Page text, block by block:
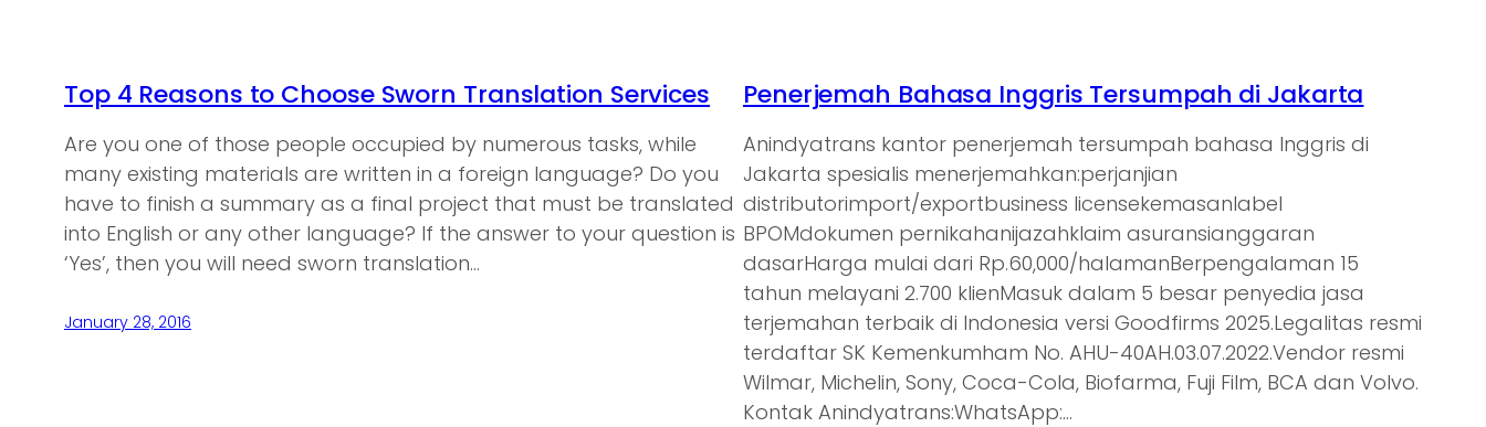
Top 4 Reasons to Choose Sworn Translation Services
Are you one of those people occupied by numerous tasks, while
many existing materials are written in a foreign language? Do you
have to finish a summary as a final project that must be translated
into English or any other language? If the answer to your question is
‘Yes’, then you will need sworn translation…
January 28, 2016
Penerjemah Bahasa Inggris Tersumpah di Jakarta
Anindyatrans kantor penerjemah tersumpah bahasa Inggris di
Jakarta spesialis menerjemahkan:perjanjian
distributorimport/exportbusiness licensekemasanlabel
BPOMdokumen pernikahanijazahklaim asuransianggaran
dasarHarga mulai dari Rp.60,000/halamanBerpengalaman 15
tahun melayani 2.700 klienMasuk dalam 5 besar penyedia jasa
terjemahan terbaik di Indonesia versi Goodfirms 2025.Legalitas resmi
terdaftar SK Kemenkumham No. AHU-40AH.03.07.2022.Vendor resmi
Wilmar, Michelin, Sony, Coca-Cola, Biofarma, Fuji Film, BCA dan Volvo.
Kontak Anindyatrans:WhatsApp:…